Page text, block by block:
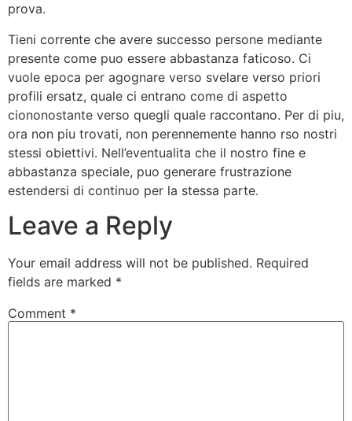
prova.
Tieni corrente che avere successo persone mediante
presente come puo essere abbastanza faticoso. Ci
vuole epoca per agognare verso svelare verso priori
profili ersatz, quale ci entrano come di aspetto
ciononostante verso quegli quale raccontano. Per di piu,
ora non piu trovati, non perennemente hanno rso nostri
stessi obiettivi. Nell’eventualita che il nostro fine e
abbastanza speciale, puo generare frustrazione
estendersi di continuo per la stessa parte.
Leave a Reply
Your email address will not be published. Required
fields are marked *
Comment *